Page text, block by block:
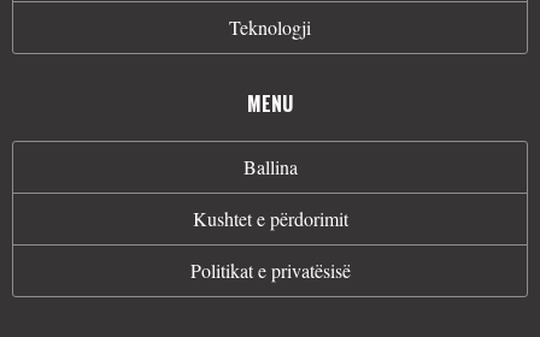
Teknologji
MENU
Ballina
Kushtet e përdorimit
Politikat e privatësisë